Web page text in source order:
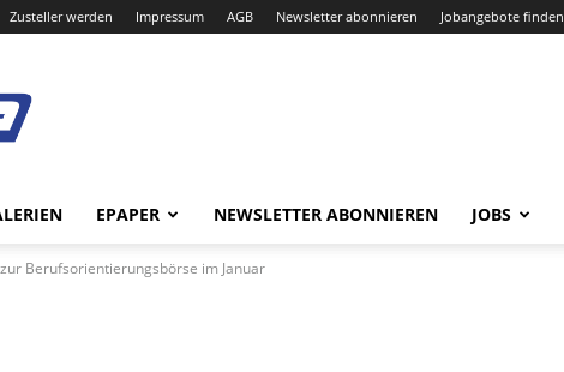
Zusteller werden Impressum AGB Newsletter abonnieren Jobangebote finden
EPAPER NEWSLETTER ABONNIEREN JOBS
Berufsorientierungsbörse im Januar